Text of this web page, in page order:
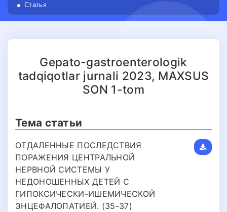
Статья
Gepato-gastroenterologik
tadqiqotlar jurnali 2023, MAXSUS
SON 1-tom
Тема статьи
ОТДАЛЕННЫЕ ПОСЛЕДСТВИЯ
ПОРАЖЕНИЯ ЦЕНТРАЛЬНОЙ
НЕРВНОЙ СИСТЕМЫ У
НЕДОНОШЕННЫХ ДЕТЕЙ С
ГИПОКСИЧЕСКИ-ИШЕМИЧЕСКОЙ
ЭНЦЕФАЛОПАТИЕЙ. (35-37)